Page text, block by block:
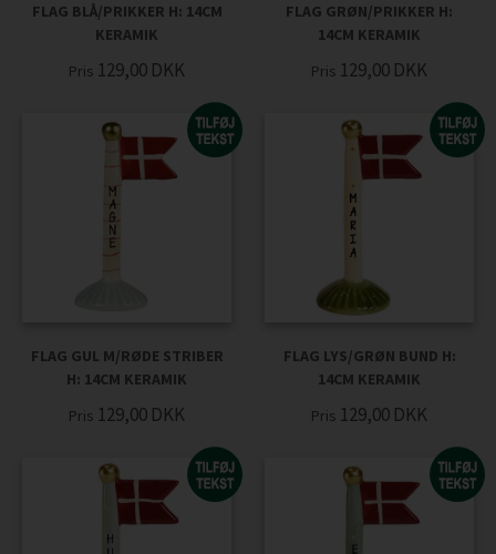
FLAG BLÅ/PRIKKER H: 14CM
KERAMIK
Pris 129,00 DKK
FLAG GRØN/PRIKKER H:
14CM KERAMIK
Pris 129,00 DKK
FLAG GUL M/RØDE STRIBER
H: 14CM KERAMIK
Pris 129,00 DKK
FLAG LYS/GRØN BUND H:
14CM KERAMIK
Pris 129,00 DKK